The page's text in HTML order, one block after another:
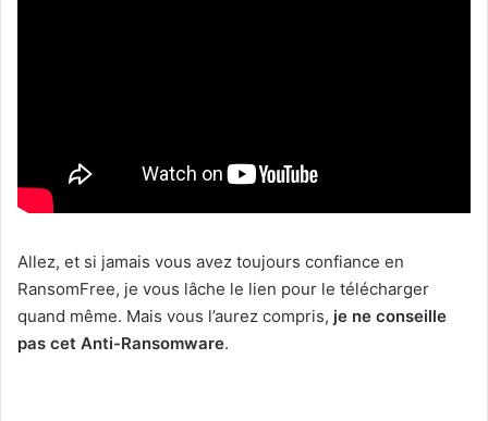
Allez, et si jamais vous avez toujours confiance en
RansomFree, je vous lâche le lien pour le télécharger
quand même. Mais vous l’aurez compris, je ne conseille
pas cet Anti-Ransomware.